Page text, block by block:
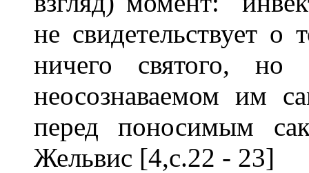
не свидетельствует о
ничего святого,
неосознаваемом им
перед поносимым
Жельвис [4,с.22 - 23]